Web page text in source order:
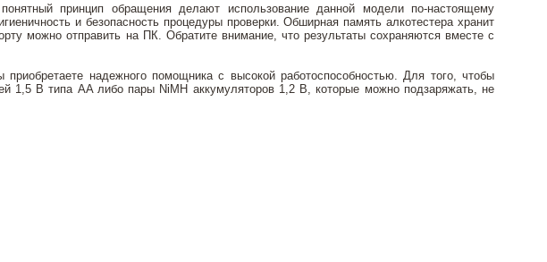
принцип обращения делают использование данной модели по-настоящему
и безопасность процедуры проверки. Обширная память алкотестера хранит
можно отправить на ПК. Обратите внимание, что результаты сохраняются вместе с
надежного помощника с высокой работоспособностью. Для того, чтобы
1,5 В типа AA либо пары NiMH аккумуляторов 1,2 В, которые можно подзаряжать, не